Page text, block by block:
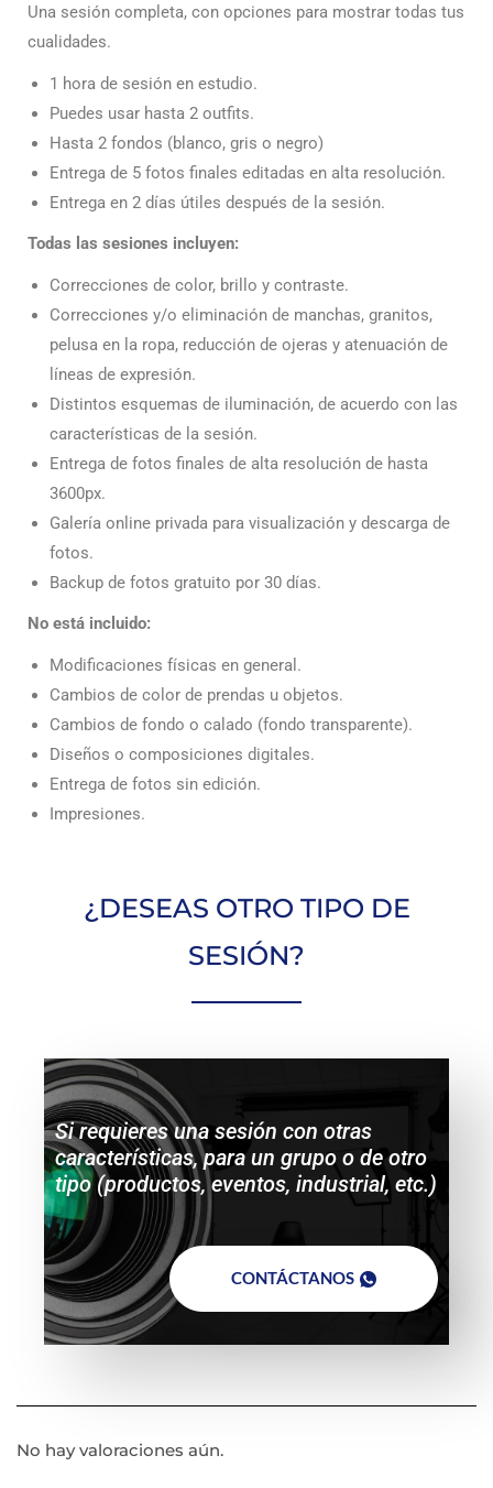
Una sesión completa, con opciones para mostrar todas tus
cualidades.
1 hora de sesión en estudio.
Puedes usar hasta 2 outfits.
Hasta 2 fondos (blanco, gris o negro)
Entrega de 5 fotos finales editadas en alta resolución.
Entrega en 2 días útiles después de la sesión.
Todas las sesiones incluyen:
Correcciones de color, brillo y contraste.
Correcciones y/o eliminación de manchas, granitos,
pelusa en la ropa, reducción de ojeras y atenuación de
líneas de expresión.
Distintos esquemas de iluminación, de acuerdo con las
características de la sesión.
Entrega de fotos finales de alta resolución de hasta
3600px.
Galería online privada para visualización y descarga de
fotos.
Backup de fotos gratuito por 30 días.
No está incluido:
Modificaciones físicas en general.
Cambios de color de prendas u objetos.
Cambios de fondo o calado (fondo transparente).
Diseños o composiciones digitales.
Entrega de fotos sin edición.
Impresiones.
¿DESEAS OTRO TIPO DE
SESIÓN?
Si requieres una sesión con otras
características, para un grupo o de otro
tipo (productos, eventos, industrial, etc.)
CONTÁCTANOS
No hay valoraciones aún.